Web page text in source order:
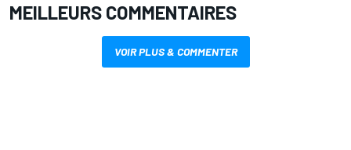
MEILLEURS COMMENTAIRES
VOIR PLUS & COMMENTER